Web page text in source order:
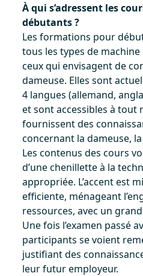
À qui s’adressent les
débutants ?
Les formations pour
tous les types de machine
ceux qui envisagent de
dameuse. Elles sont
4 langues (allemand,
et sont accessibles à tout
fournissent des
concernant la dameuse,
Les contenus des cours
d’une chenillette à la
appropriée. L’accent est
efficiente, ménageant
ressources, avec un
Une fois l’examen passé
participants se voient
justifiant des
leur futur employeur.